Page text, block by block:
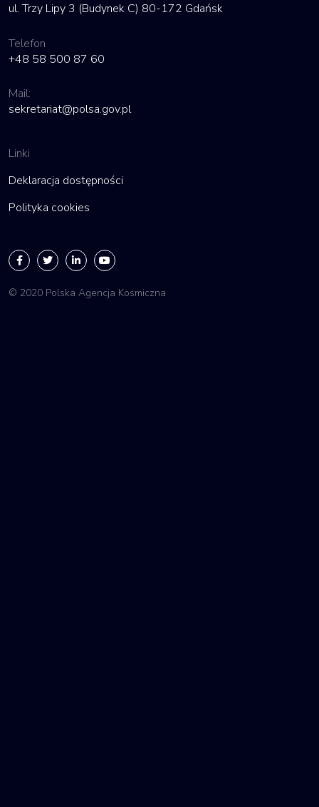
ul. Trzy Lipy 3 (Budynek C) 80-172 Gdańsk
Telefon
+48 58 500 87 60
Mail:
sekretariat@polsa.gov.pl
Linki
Deklaracja dostępności
Polityka cookies
© 2020 Polska Agencja Kosmiczna